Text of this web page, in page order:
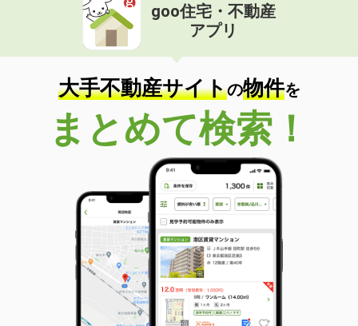
価 格
住 所
徳島県美馬市穴吹町穴吹字岩手
物件種別 貸駐車場
使用面積
-
goo住宅・不動産
アプリ
大手不動産サイトの物件を
まとめて検索！